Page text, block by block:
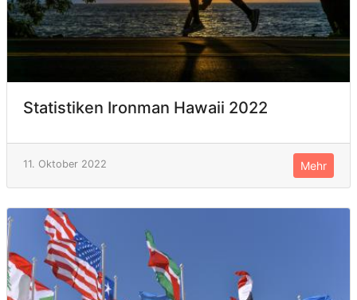
Statistiken Ironman Hawaii 2022
11. Oktober 2022 Mehr